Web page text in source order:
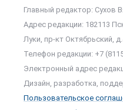
Главный редактор: Сухов
Адрес редакции: 182113
Луки, пр-кт Октябрьский,
Телефон редакции: +7
Электронный адрес
Дизайн, разработка,
Пользовательское